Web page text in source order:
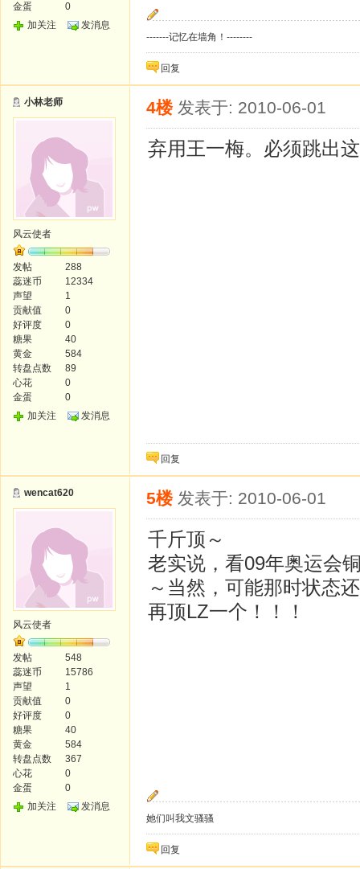
金蛋
0
加关注
发消息
-------记忆在墙角！--------
回复
小林老师
风云使者
发帖
288
蕊迷币
12334
声望
1
贡献值
0
好评度
0
糖果
40
黄金
584
转盘点数
89
心花
0
金蛋
0
加关注
发消息
4楼 发表于: 2010-06-01
弃用王一梅。必须跳出
回复
wencat620
风云使者
发帖
548
蕊迷币
15786
声望
1
贡献值
0
好评度
0
糖果
40
黄金
584
转盘点数
367
心花
0
金蛋
0
加关注
发消息
5楼 发表于: 2010-06-01
千斤顶～
老实说，看09年奥运会
～当然，可能那时状态
再顶LZ一个！！！
她们叫我文骚骚
回复